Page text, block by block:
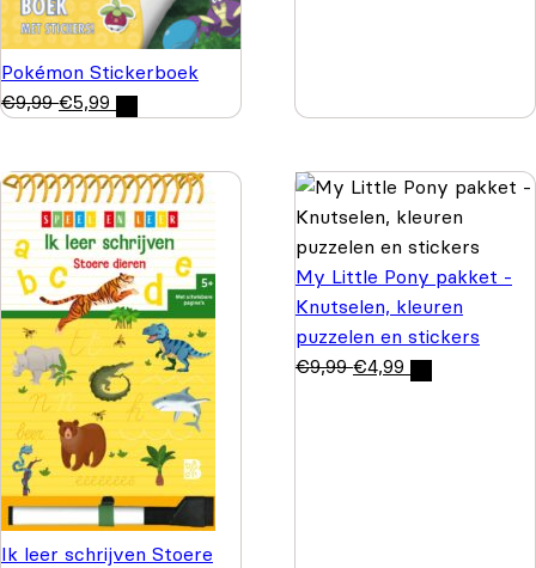
Pokémon Stickerboek
€9,99 €5,99
Ik leer schrijven Stoere
My Little Pony pakket -
Knutselen, kleuren
puzzelen en stickers
€9,99 €4,99